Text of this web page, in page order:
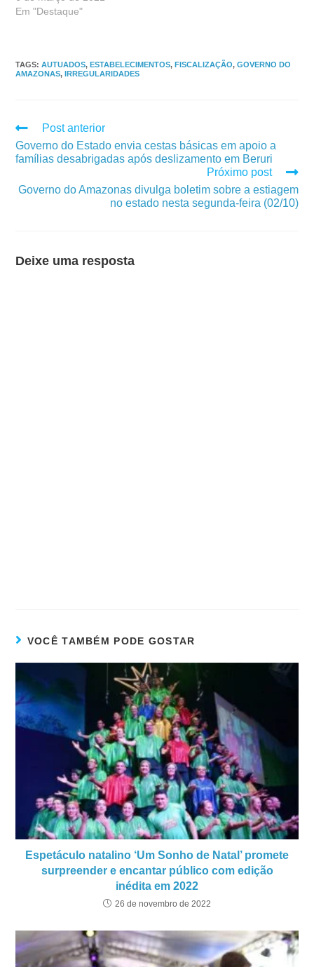
Em "Destaque"
TAGS:AUTUADOS, ESTABELECIMENTOS, FISCALIZAÇÃO, GOVERNO DO
AMAZONAS, IRREGULARIDADES
Post anterior
Governo do Estado envia cestas básicas em apoio a
famílias desabrigadas após deslizamento em Beruri
Próximo post
Governo do Amazonas divulga boletim sobre a estiagem
no estado nesta segunda-feira (02/10)
Deixe uma resposta
VOCÊ TAMBÉM PODE GOSTAR
Espetáculo natalino ‘Um Sonho de Natal’ promete
surpreender e encantar público com edição
inédita em 2022
26 de novembro de 2022